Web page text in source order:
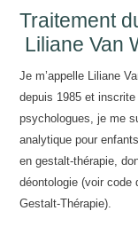
Traitement
Liliane Van
Je m’appelle Liliane
depuis 1985 et
psychologues, je me
analytique pour
en gestalt-thérapie,
déontologie (voir code
Gestalt-Thérapie).